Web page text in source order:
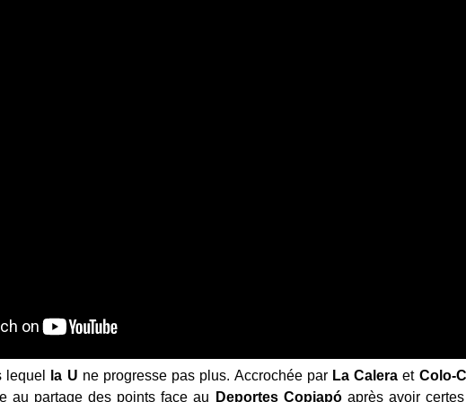
lequel la U ne progresse pas plus. Accrochée par La Caleraet Colo-
au partage des points face au
Deportes Copiapóaprès avoir